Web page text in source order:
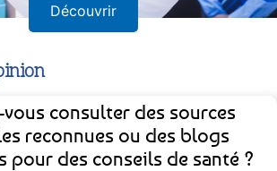
Découvrir
vous consulter des sources
reconnues ou des blogs
pour des conseils de santé ?